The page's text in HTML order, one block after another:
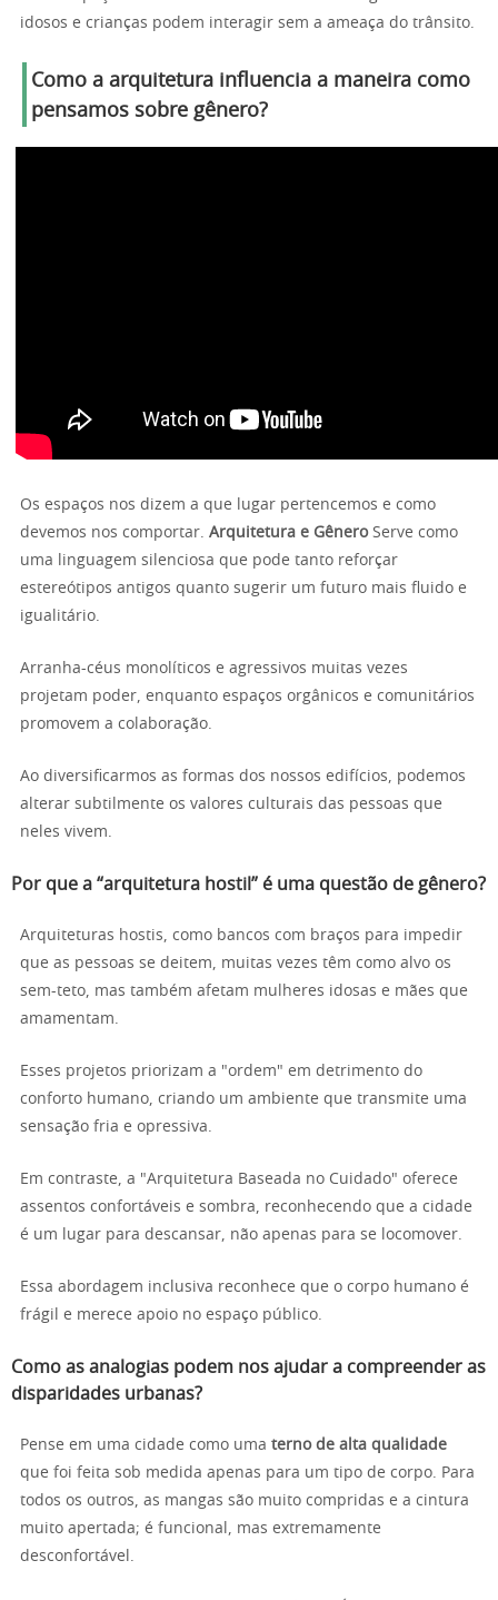
idosos e crianças podem interagir sem a ameaça do trânsito.
Como a arquitetura influencia a maneira como
pensamos sobre gênero?
Os espaços nos dizem a que lugar pertencemos e como
devemos nos comportar. Arquitetura e GêneroServe como
uma linguagem silenciosa que pode tanto reforçar
estereótipos antigos quanto sugerir um futuro mais fluido e
igualitário.
Arranha-céus monolíticos e agressivos muitas vezes
projetam poder, enquanto espaços orgânicos e comunitários
promovem a colaboração.
Ao diversificarmos as formas dos nossos edifícios, podemos
alterar subtilmente os valores culturais das pessoas que
neles vivem.
Por que a “arquitetura hostil” é uma questão de gênero?
Arquiteturas hostis, como bancos com braços para impedir
que as pessoas se deitem, muitas vezes têm como alvo os
sem-teto, mas também afetam mulheres idosas e mães que
amamentam.
Esses projetos priorizam a "ordem" em detrimento do
conforto humano, criando um ambiente que transmite uma
sensação fria e opressiva.
Em contraste, a "Arquitetura Baseada no Cuidado" oferece
assentos confortáveis e sombra, reconhecendo que a cidade
é um lugar para descansar, não apenas para se locomover.
Essa abordagem inclusiva reconhece que o corpo humano é
frágil e merece apoio no espaço público.
Como as analogias podem nos ajudar a compreender as
disparidades urbanas?
Pense em uma cidade como uma terno de alta qualidade
que foi feita sob medida apenas para um tipo de corpo. Para
todos os outros, as mangas são muito compridas e a cintura
muito apertada; é funcional, mas extremamente
desconfortável.